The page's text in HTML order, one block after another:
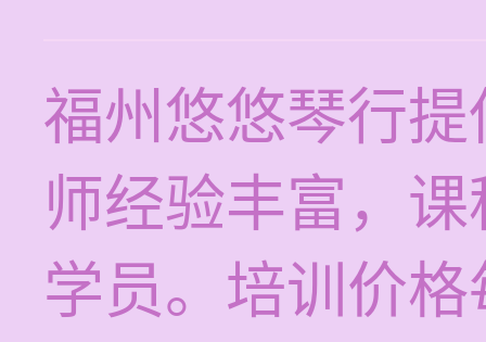
福州悠悠琴行
师经验丰富，
学员。培训价